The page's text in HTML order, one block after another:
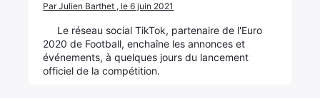
Par Julien Barthet , le 6 juin 2021
Le réseau social TikTok, partenaire de l'Euro
2020 de Football, enchaîne les annonces et
événements, à quelques jours du lancement
officiel de la compétition.